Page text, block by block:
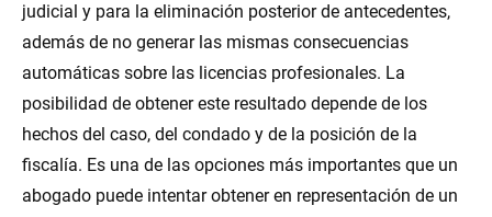
judicial y para la eliminación posterior de antecedentes,
además de no generar las mismas consecuencias
automáticas sobre las licencias profesionales. La
posibilidad de obtener este resultado depende de los
hechos del caso, del condado y de la posición de la
fiscalía. Es una de las opciones más importantes que un
abogado puede intentar obtener en representación de un